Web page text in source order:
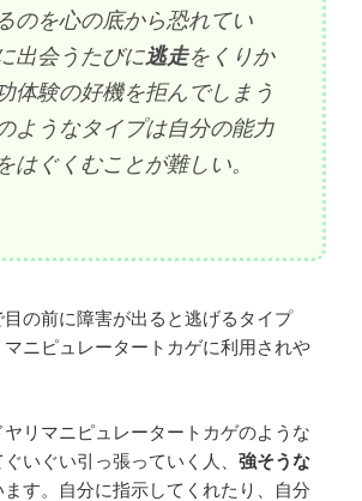
のを心の底から恐れてい
出会うたびに逃走をくりか
体験の好機を拒んでしまう
ようなタイプは自分の能力
はぐくむことが難しい。
目の前に障害が出ると逃げるタイプ
ニピュレータートカゲに利用されや
リマニピュレータートカゲのような
いぐい引っ張っていく人、 強そうな
ます。自分に指示してくれたり、自分